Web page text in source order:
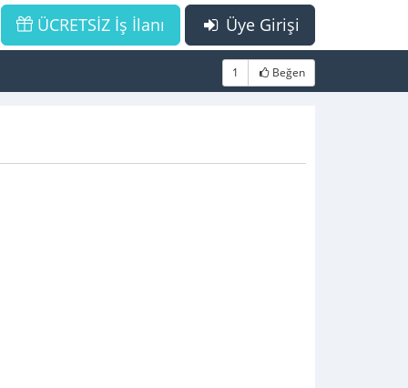
Üye Girişi
ÜCRETSİZ İş İlanı
1 Beğen